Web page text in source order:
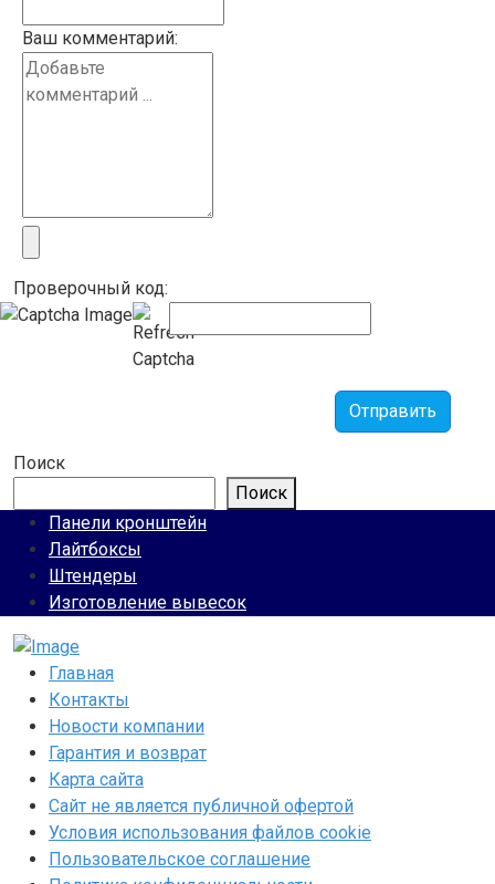
Ваш комментарий:
Проверочный код:
Отправить
Поиск
Поиск
Панели кронштейн
Лайтбоксы
Штендеры
Изготовление вывесок
Главная
Контакты
Новости компании
Гарантия и возврат
Карта сайта
Сайт не является публичной офертой
Условия использования файлов cookie
Пользовательское соглашение